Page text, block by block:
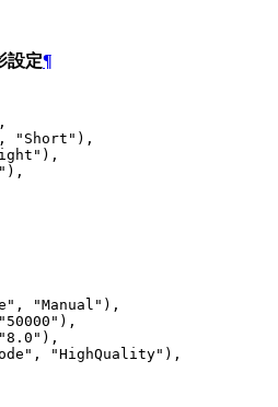
設定¶
"Short"),
"Manual"),
"HighQuality"),